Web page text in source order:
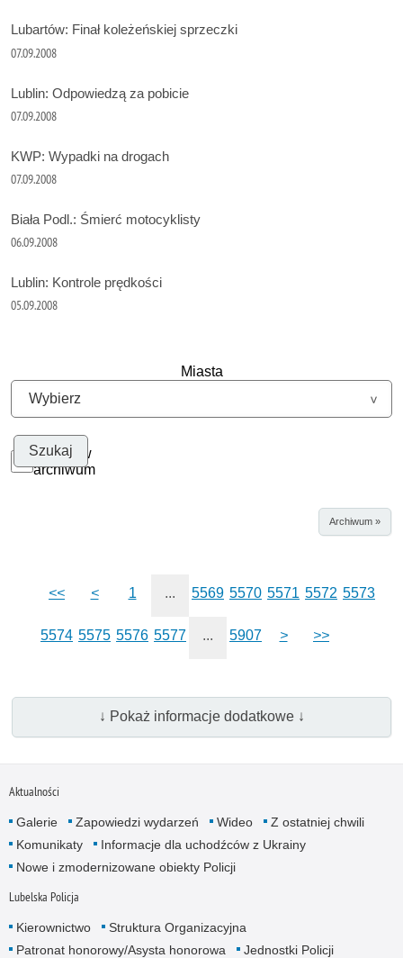
Lubartów: Finał koleżeńskiej sprzeczki
07.09.2008
Lublin: Odpowiedzą za pobicie
07.09.2008
KWP: Wypadki na drogach
07.09.2008
Biała Podl.: Śmierć motocyklisty
06.09.2008
Lublin: Kontrole prędkości
05.09.2008
Miasta
Szukaj w
archiwum
Archiwum »
<< < 1 ... 5569 5570 5571 5572 5573
5574 5575 5576 5577 ... 5907 > >>
↓ Pokaż informacje dodatkowe ↓
Aktualności
Galerie Zapowiedzi wydarzeń Wideo
Z ostatniej chwili
Komunikaty
Informacje dla uchodźców z Ukrainy
Nowe i zmodernizowane obiekty Policji
Lubelska Policja
Kierownictwo
Struktura Organizacyjna
Patronat honorowy/Asysta honorowa
Jednostki Policji